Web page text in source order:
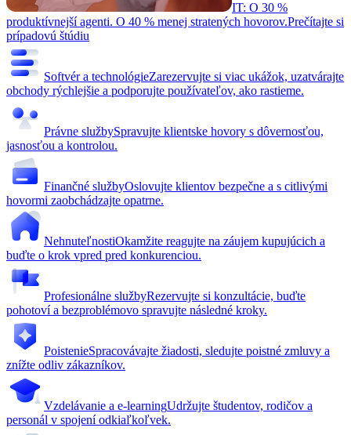
IT: O 30 %
produktívnejší agenti. O 40 % menej stratených hovorov.Prečítajte si
prípadovú štúdiu
Softvér a technológieZarezervujte si viac ukážok, uzatvárajte
obchody rýchlejšie a podporujte používateľov, ako rastieme.
Právne službySpravujte klientske hovory s dôvernosťou,
jasnosťou a kontrolou.
Finančné službyOslovujte klientov bezpečne a s citlivými
hovormi zaobchádzajte opatrne.
NehnuteľnostiOkamžite reagujte na záujem kupujúcich a
buďte o krok vpred pred konkurenciou.
Profesionálne službyRezervujte si konzultácie, buďte
pohotoví a bezproblémovo spravujte následné kroky.
PoistenieSpracovávajte žiadosti, sledujte poistné zmluvy a
znížte odliv zákazníkov.
Vzdelávanie a e-learningUdržujte študentov, rodičov a
personál v spojení odkiaľkoľvek.